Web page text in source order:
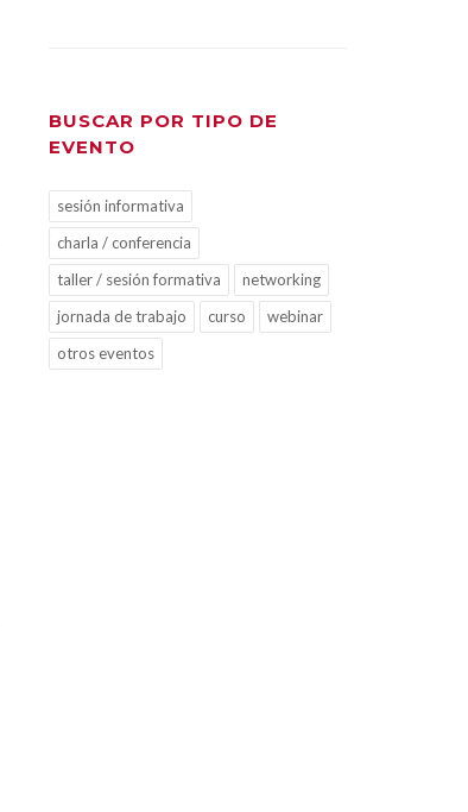
BUSCAR POR TIPO DE
EVENTO
sesión informativa
charla / conferencia
taller / sesión formativa
networking
jornada de trabajo
curso
webinar
otros eventos